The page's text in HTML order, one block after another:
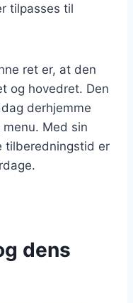
tilpasses til
ret er, at den
og hovedret. Den
derhjemme
Med sin
tilberedningstid er
dens